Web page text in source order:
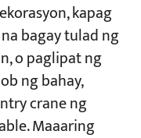
kapag
bagay tulad ng
o paglipat ng
ng bahay,
crane ng
Maaaring